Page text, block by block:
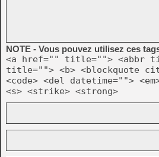
NOTE - Vous pouvez utilisez ces
<a href="" title=""> <abbr
title=""> <b> <blockquote
<code> <del datetime="">
<s> <strike> <strong>